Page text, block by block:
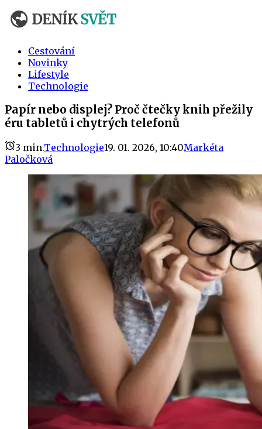
Cestování
Novinky
Lifestyle
Technologie
Papír nebo displej? Proč čtečky knih přežily
éru tabletů i chytrých telefonů
3 min.Technologie19. 01. 2026, 10:40Markéta
Paločková